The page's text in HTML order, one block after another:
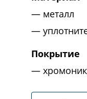
металл
Покрытие